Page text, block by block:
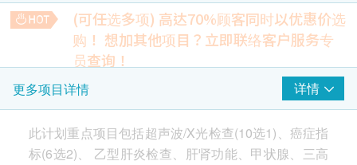
肝脏超声波
乳房超声波- 女士
盆腔超声波（子宫/卵巢/膀胱）- 女士
胰脏超声波
胸肺X光片
肾脏超声波
脾脏超声波
膀胱及前列腺超声波- 男士
(可任选多项) 高达70%顾客同时以优惠价选
购！ 想加其他项目？立即联络客户服务专
员查询！
超薄柏氏抹片检查
一种子宫颈筛检方法，用于检测子宫颈潜在的癌前病变和癌化
过程(只限有性经验女性)
HK$480.0
更多项目详情 详情
此计划重点项目包括超声波/X光检查(10选1)、癌症指
标(6选2)、 乙型肝炎检查、肝肾功能、甲状腺、三高